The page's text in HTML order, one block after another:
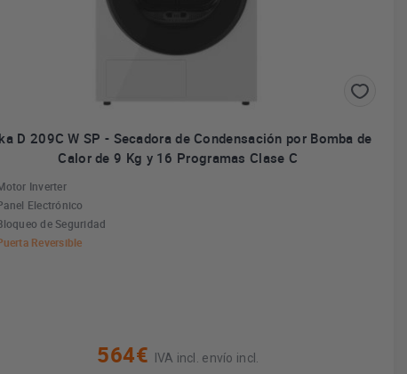
D 209C W SP - Secadora de Condensación por Bomba de
Calor de 9 Kg y 16 Programas Clase C
Inverter
Electrónico
de Seguridad
Reversible
564€ IVA incl. envío incl.